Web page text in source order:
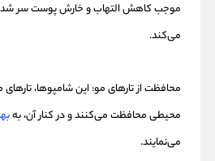
موجب کاهش التهاب و خارش پوست سر شده
می‌کند.
محافظت از تارهای مو: این شامپوها،
محیطی محافظت می‌کنند و در کنار آن، به
می‌نمایند.